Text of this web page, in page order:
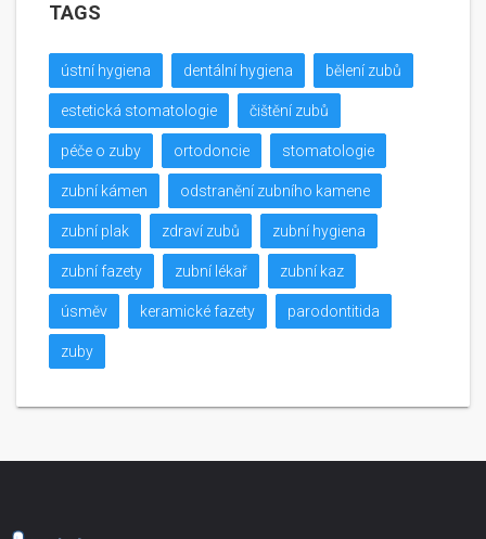
TAGS
ústní hygiena dentální hygiena bělení zubů
estetická stomatologie čištění zubů
péče o zuby ortodoncie stomatologie
zubní kámen odstranění zubního kamene
zubní plak zdraví zubů zubní hygiena
zubní fazety zubní lékař zubní kaz
úsměv keramické fazety parodontitida
zuby